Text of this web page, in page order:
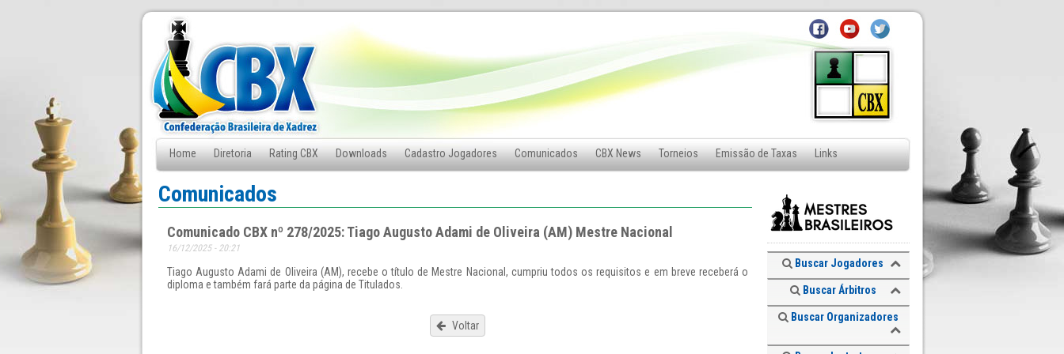
Home Diretoria Rating CBX Downloads Cadastro Jogadores Comunicados CBX News Torneios Emissão de Taxas Links
Fale Conosco
Comunicados
Comunicado CBX nº 278/2025: Tiago Augusto Adami de Oliveira (AM) Mestre Nacional
16/12/2025 - 20:21
Tiago Augusto Adami de Oliveira (AM), recebe o título de Mestre Nacional, cumpriu todos os requisitos e em breve receberá o
diploma e também fará parte da página de Titulados.
Voltar
Buscar Jogadores
Buscar Árbitros
Buscar Organizadores